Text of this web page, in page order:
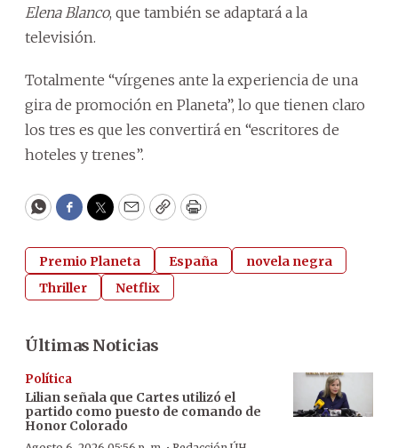
Elena Blanco, que también se adaptará a la
televisión.
Totalmente “vírgenes ante la experiencia de una
gira de promoción en Planeta”, lo que tienen claro
los tres es que les convertirá en “escritores de
hoteles y trenes”.
WhatsApp
Facebook
Twitter
EmailCopyPrint
Premio Planeta España
novela negra
Thriller
Netflix
Últimas Noticias
Política
Lilian señala que Cartes utilizó el
partido como puesto de comando de
Honor Colorado